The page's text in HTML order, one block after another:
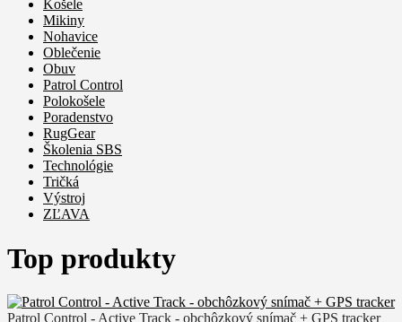
Košele
Mikiny
Nohavice
Oblečenie
Obuv
Patrol Control
Polokošele
Poradenstvo
RugGear
Školenia SBS
Technológie
Tričká
Výstroj
ZĽAVA
Top produkty
Patrol Control - Active Track - obchôzkový snímač + GPS tracker